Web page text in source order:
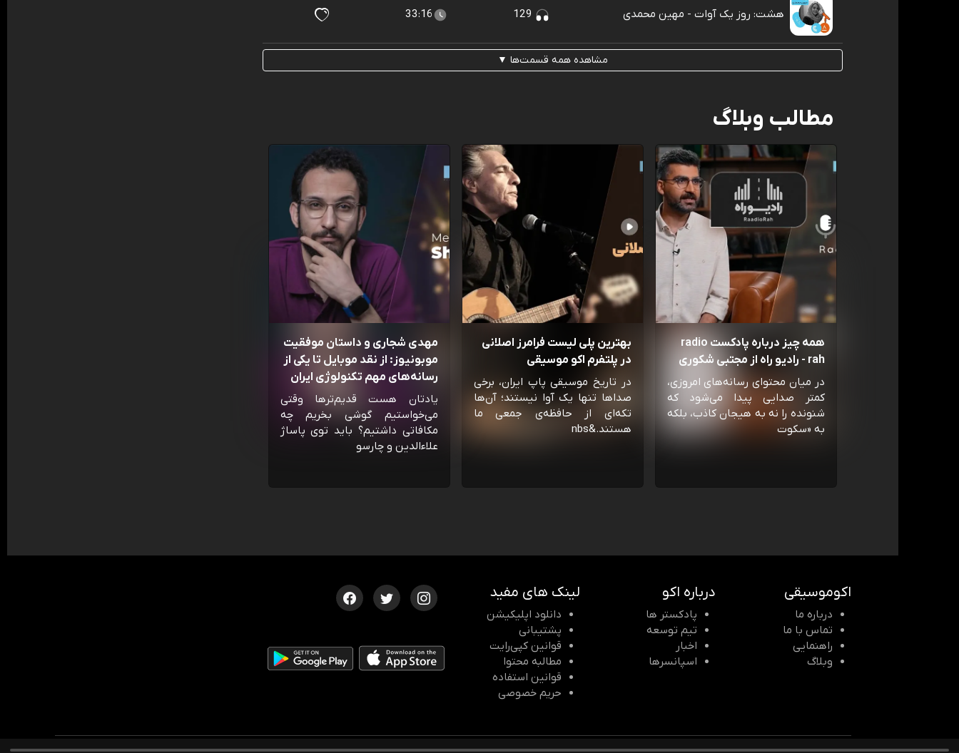
هشت: روز یک آوات - مهین محمدی 33:16
مشاهده همه قسمت‌ها ▼
مطالب وبلاگ
همه چیز درباره پادکست radio
rah - رادیو راه از مجتبی شکوری
در میان محتوای رسانه‌های امروزی،
کمتر صدایی پیدا می‌شود که
شنونده را نه به هیجان کاذب، بلکه
به «سکوت
بهترین پلی لیست فرامرز اصلانی
در پلتفرم اکو موسیقی
در تاریخ موسیقی پاپ ایران، برخی
صداها تنها یک آوا نیستند؛ آن‌ها
تکه‌ای از حافظه‌ی جمعی ما
هستند.&nbs
مهدی شجاری و داستان موفقیت
موبونیوز: از نقد موبایل تا یکی از
رسانه‌‌های مهم تکنولوژی ایران
یادتان هست قدیم‌ترها وقتی
می‌خواستیم گوشی بخریم چه
مکافاتی داشتیم؟ باید توی پاساژ
علاءالدین و چارسو
اکوموسیقی
درباره ما
تماس با ما
راهنمایی
وبلاگ
درباره اکو
پادکستر ها
تیم توسعه
اخبار
اسپانسرها
لینک های مفید
دانلود اپلیکیشن
پشتیبانی
قوانین کپی‌رایت
مطالبه محتوا
قوانین استفاده
حریم خصوصی